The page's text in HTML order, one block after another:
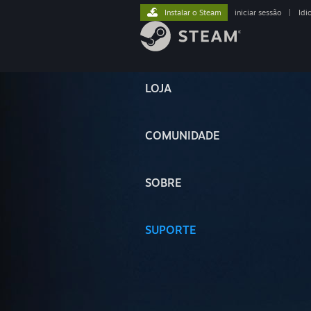
LOJA
COMUNIDADE
SOBRE
SUPORTE
Instalar o Steam iniciar sessão